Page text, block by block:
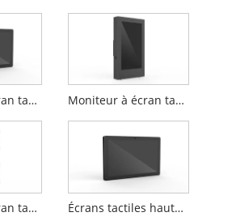
Moniteur à écran tactile haute luminosité Moniteur à écran tactile extérieur
Moniteur à écran tactile de vente Écrans tactiles haute luminosité